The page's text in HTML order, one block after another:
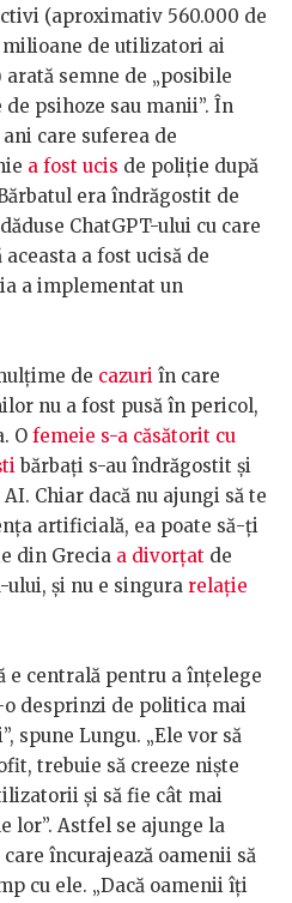
(aproximativ 560.000 de
milioane de utilizatori ai
semne de „posibile
psihoze sau manii”. În
care suferea de
a fost ucis de poliție după
era îndrăgostit de
ChatGPT-ului cu care
a fost ucisă de
a implementat un
de cazuri în care
nu a fost pusă în pericol,
O femeie s-a căsătorit cu
bărbați s-au îndrăgostit și
Chiar dacă nu ajungi să te
artificială, ea poate să-ți
din Grecia a divorțat de
și nu e singura relație
e centrală pentru a înțelege
desprinzi de politica mai
spune Lungu. „Ele vor să
trebuie să creeze niște
și să fie cât mai
lor”. Astfel se ajunge la
încurajează oamenii să
cu ele. „Dacă oamenii îți